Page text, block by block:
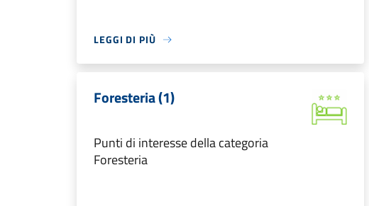
LEGGI DI PIÙ
Foresteria (1)
Punti di interesse della categoria
Foresteria